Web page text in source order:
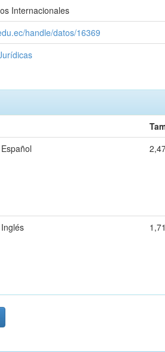
Internacionales
handle/datos/16369